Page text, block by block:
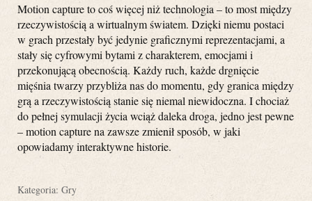
Motion capture to coś więcej niż technologia – to most między
rzeczywistością a wirtualnym światem. Dzięki niemu postaci
w grach przestały być jedynie graficznymi reprezentacjami, a
stały się cyfrowymi bytami z charakterem, emocjami i
przekonującą obecnością. Każdy ruch, każde drgnięcie
mięśnia twarzy przybliża nas do momentu, gdy granica między
grą a rzeczywistością stanie się niemal niewidoczna. I chociaż
do pełnej symulacji życia wciąż daleka droga, jedno jest pewne
– motion capture na zawsze zmienił sposób, w jaki
opowiadamy interaktywne historie.
Kategoria: Gry